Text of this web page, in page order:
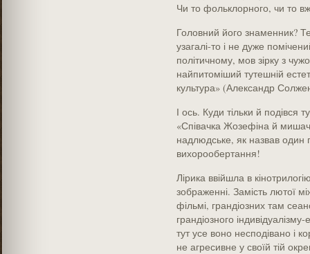
Чи то фольклорного, чи то
Головний його знаменник?
узагалі-то і не дуже
політичному, мов зірку з
найпитоміший тутешній
культура» (Александр
І ось. Куди тільки й подівся
«Співачка Жозефіна й
надлюдське, як назвав один
вихорообертання!
Лірика ввійшла в
зображенні. Замість лютої
фільмі, грандіозних там
грандіозного
тут усе воно несподівано і
не агресивне у своїй тій